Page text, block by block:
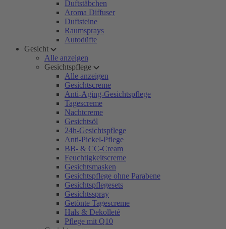
Duftstäbchen
Aroma Diffuser
Duftsteine
Raumsprays
Autodüfte
Gesicht
Alle anzeigen
Gesichtspflege
Alle anzeigen
Gesichtscreme
Anti-Aging-Gesichtspflege
Tagescreme
Nachtcreme
Gesichtsöl
24h-Gesichtspflege
Anti-Pickel-Pflege
BB- & CC-Cream
Feuchtigkeitscreme
Gesichtsmasken
Gesichtspflege ohne Parabene
Gesichtspflegesets
Gesichtsspray
Getönte Tagescreme
Hals & Dekolleté
Pflege mit Q10